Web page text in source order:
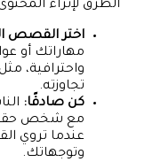
الطرق لإثراء
اختر القصص
مهاراتك أو
واحترافية،
تجاوزته.
كن صادقًا:
مع شخص
عندما تروي
وتوجهاتك.